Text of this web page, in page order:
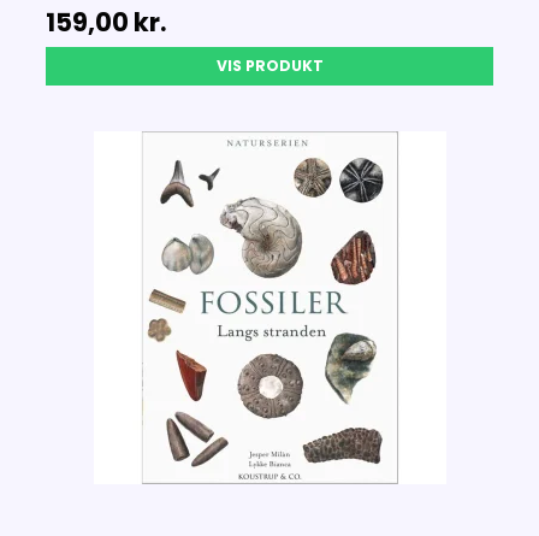
159,00 kr.
VIS PRODUKT